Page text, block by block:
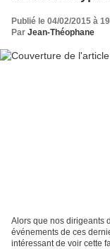
Publié le 04/02/2015 à
Par Jean-Théophane
Alors que nos dirigeants
événements de ces
intéressant de voir cette